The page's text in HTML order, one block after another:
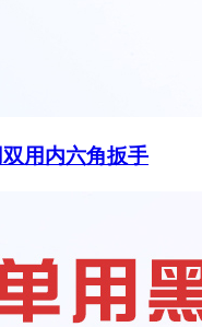
用内六角扳手